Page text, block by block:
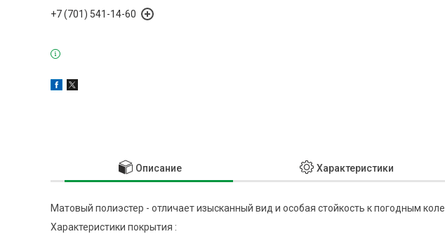
+7 (701) 541-14-60
Описание Характеристики
Матовый полиэстер - отличает изысканный вид и особая стойкость к погодным
Характеристики покрытия :